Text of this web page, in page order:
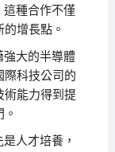
這種合作不僅
增長點。
強大的半導體
際科技公司的
術能力得到提
人才培養，